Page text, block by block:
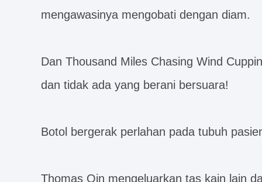
mengawasinya mengobati dengan diam.
Dan Thousand Miles Chasing Wind
dan tidak ada yang berani bersuara!
Botol bergerak perlahan pada tubuh
Thomas Qin mengeluarkan tas kain lain